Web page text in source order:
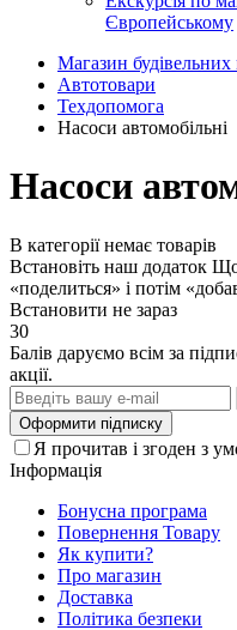
Європейському
Магазин будівельних
Автотовари
Техдопомога
Насоси автомобільні
Насоси
В категорії немає товарів
Встановіть наш додаток
«поделиться» і потім
Встановити не зараз
30
Балів даруємо всім за
акції.
Оформити підписку
Я прочитав і згоден з
Інформація
Бонусна програма
Повернення Товару
Як купити?
Про магазин
Доставка
Політика безпеки